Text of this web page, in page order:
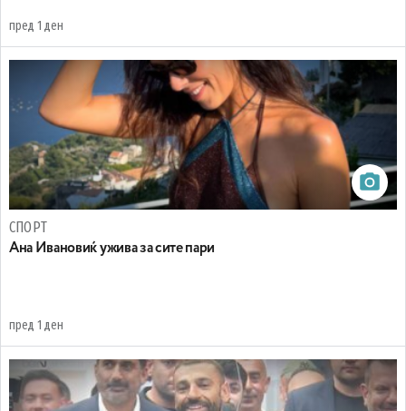
пред 1 ден
СПОРТ
Ана Ивановиќ ужива за сите пари
пред 1 ден